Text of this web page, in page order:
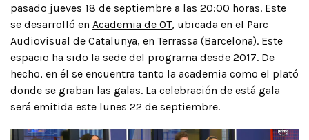
pasado jueves 18 de septiembre a las 20:00 horas. Este
se desarrolló en Academia de OT, ubicada en el Parc
Audiovisual de Catalunya, en Terrassa (Barcelona). Este
espacio ha sido la sede del programa desde 2017. De
hecho, en él se encuentra tanto la academia como el plató
donde se graban las galas. La celebración de está gala
será emitida este lunes 22 de septiembre.